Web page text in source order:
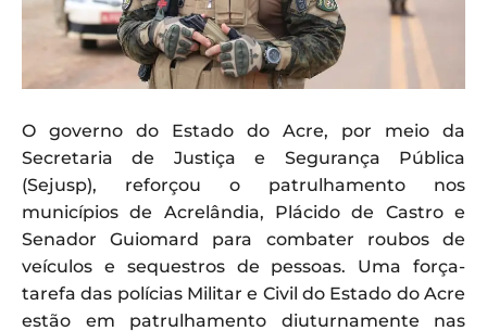
O governo do Estado do Acre, por meio da
Secretaria de Justiça e Segurança Pública
(Sejusp), reforçou o patrulhamento nos
municípios de Acrelândia, Plácido de Castro e
Senador Guiomard para combater roubos de
veículos e sequestros de pessoas. Uma força-
tarefa das polícias Militar e Civil do Estado do Acre
estão em patrulhamento diuturnamente nas